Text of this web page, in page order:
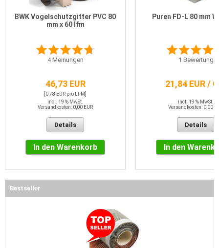
BWK Vogelschutzgitter PVC 80
mm x 60 lfm
4Meinungen
46,73 EUR
[0,78 EUR pro LFM]
incl. 19 % MwSt.
Versandkosten: 0,00 EUR
Details
In den Warenkorb
Puren FD-L 80 mm
1 Bewertung
21,84 EUR /
incl. 19 % MwSt.
Versandkosten: 0,00
Details
In den
Bestseller